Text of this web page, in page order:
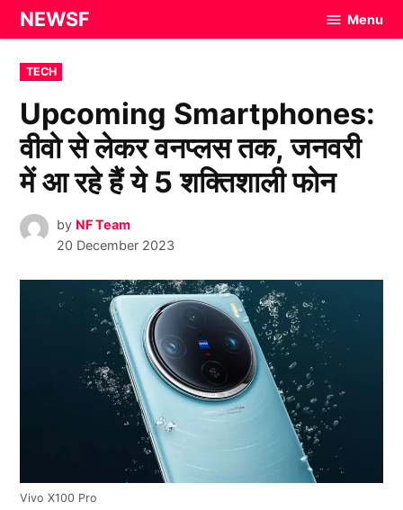
Skip
to
content
NEWSF Menu
POSTED
IN
TECH
Upcoming Smartphones:
वीवो से लेकर वनप्लस तक, जनवरी
में आ रहे हैं ये 5 शक्तिशाली फोन
by NF Team
20 December 2023
Vivo X100 Pro